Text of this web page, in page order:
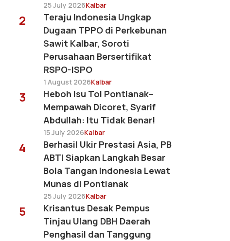
25 July 2026Kalbar
2
Teraju Indonesia Ungkap
Dugaan TPPO di Perkebunan
Sawit Kalbar, Soroti
Perusahaan Bersertifikat
RSPO-ISPO
1 August 2026Kalbar
3
Heboh Isu Tol Pontianak–
Mempawah Dicoret, Syarif
Abdullah: Itu Tidak Benar!
15 July 2026Kalbar
4
Berhasil Ukir Prestasi Asia, PB
ABTI Siapkan Langkah Besar
Bola Tangan Indonesia Lewat
Munas di Pontianak
25 July 2026Kalbar
5
Krisantus Desak Pempus
Tinjau Ulang DBH Daerah
Penghasil dan Tanggung